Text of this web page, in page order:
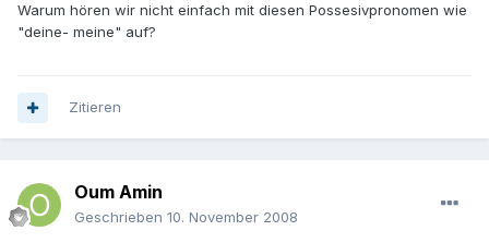
Warum hören wir nicht einfach mit diesen Possesivpronomen wie
"deine- meine" auf?
Zitieren
Oum Amin
Geschrieben 10. November 2008